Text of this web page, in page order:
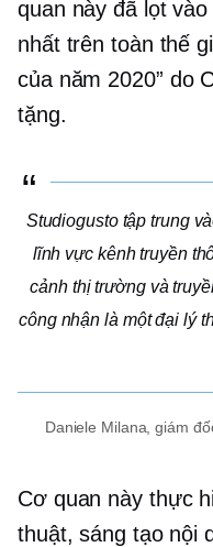
quan này đã lọt
nhất trên toàn thế
của năm 2020” do
tặng.
Studiogusto tập trung
lĩnh vực kênh truyền
cảnh thị trường và
công nhận là một đại lý
Daniele Milana, giám
Cơ quan này thực
thuật, sáng tạo nội